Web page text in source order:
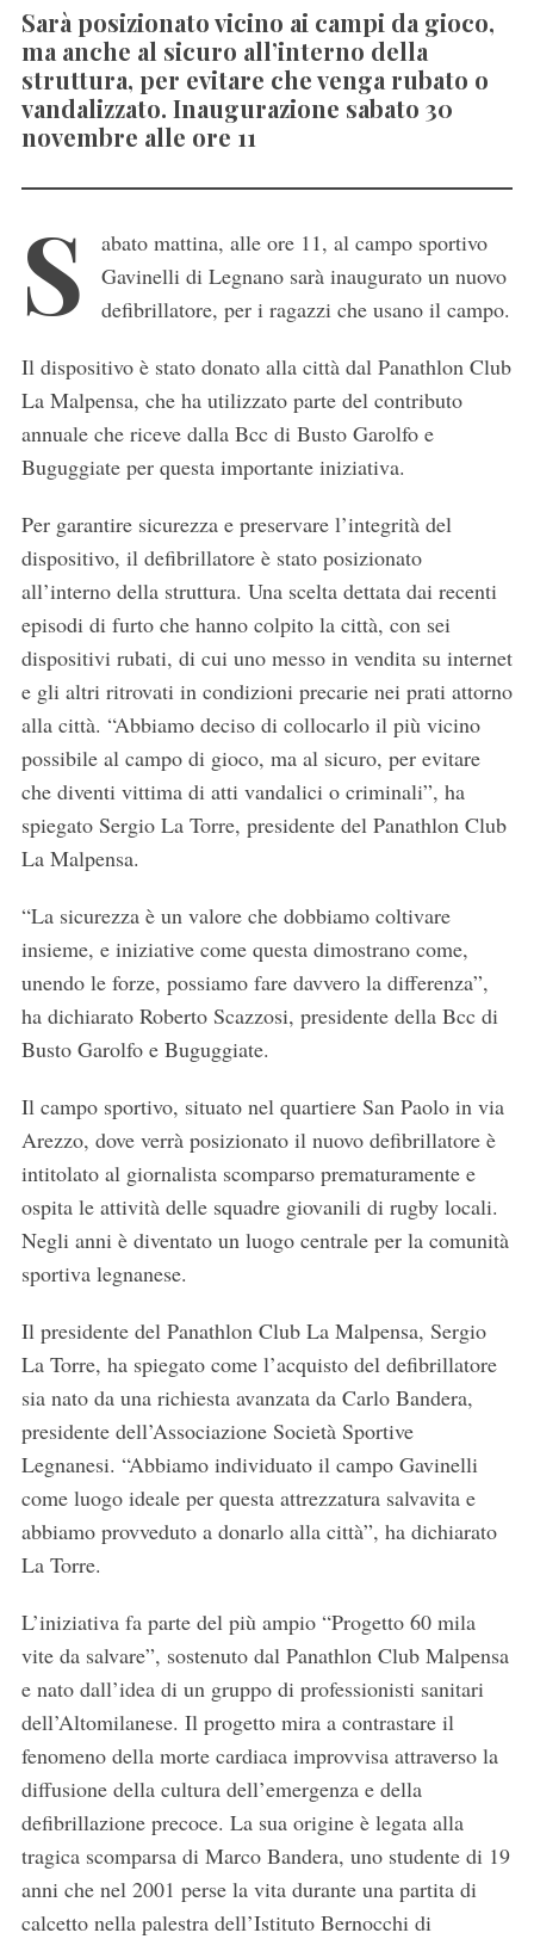
Sarà posizionato vicino ai campi da gioco,
ma anche al sicuro all’interno della
struttura, per evitare che venga rubato o
vandalizzato. Inaugurazione sabato 30
novembre alle ore 11
S
abato mattina, alle ore 11, al campo sportivo
Gavinelli di Legnano sarà inaugurato un nuovo
defibrillatore, per i ragazzi che usano il campo.
Il dispositivo è stato donato alla città dal Panathlon Club
La Malpensa, che ha utilizzato parte del contributo
annuale che riceve dalla Bcc di Busto Garolfo e
Buguggiate per questa importante iniziativa.
Per garantire sicurezza e preservare l’integrità del
dispositivo, il defibrillatore è stato posizionato
all’interno della struttura. Una scelta dettata dai recenti
episodi di furto che hanno colpito la città, con sei
dispositivi rubati, di cui uno messo in vendita su internet
e gli altri ritrovati in condizioni precarie nei prati attorno
alla città. “Abbiamo deciso di collocarlo il più vicino
possibile al campo di gioco, ma al sicuro, per evitare
che diventi vittima di atti vandalici o criminali”, ha
spiegato Sergio La Torre, presidente del Panathlon Club
La Malpensa.
“La sicurezza è un valore che dobbiamo coltivare
insieme, e iniziative come questa dimostrano come,
unendo le forze, possiamo fare davvero la differenza”,
ha dichiarato Roberto Scazzosi, presidente della Bcc di
Busto Garolfo e Buguggiate.
Il campo sportivo, situato nel quartiere San Paolo in via
Arezzo, dove verrà posizionato il nuovo defibrillatore è
intitolato al giornalista scomparso prematuramente e
ospita le attività delle squadre giovanili di rugby locali.
Negli anni è diventato un luogo centrale per la comunità
sportiva legnanese.
Il presidente del Panathlon Club La Malpensa, Sergio
La Torre, ha spiegato come l’acquisto del defibrillatore
sia nato da una richiesta avanzata da Carlo Bandera,
presidente dell’Associazione Società Sportive
Legnanesi. “Abbiamo individuato il campo Gavinelli
come luogo ideale per questa attrezzatura salvavita e
abbiamo provveduto a donarlo alla città”, ha dichiarato
La Torre.
L’iniziativa fa parte del più ampio “Progetto 60 mila
vite da salvare”, sostenuto dal Panathlon Club Malpensa
e nato dall’idea di un gruppo di professionisti sanitari
dell’Altomilanese. Il progetto mira a contrastare il
fenomeno della morte cardiaca improvvisa attraverso la
diffusione della cultura dell’emergenza e della
defibrillazione precoce. La sua origine è legata alla
tragica scomparsa di Marco Bandera, uno studente di 19
anni che nel 2001 perse la vita durante una partita di
calcetto nella palestra dell’Istituto Bernocchi di